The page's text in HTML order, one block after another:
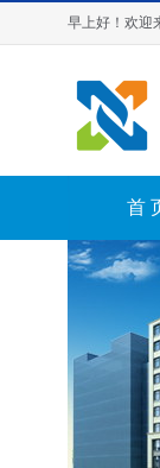
早上好！欢迎
首